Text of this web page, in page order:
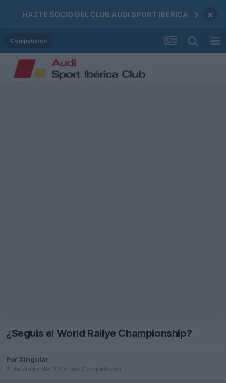
HAZTE SOCIO DEL CLUB AUDI SPORT IBERICA ×
Competición
¿Seguis el World Rallye Championship?
PorXingular
4 de Junio del 2004 en Competición